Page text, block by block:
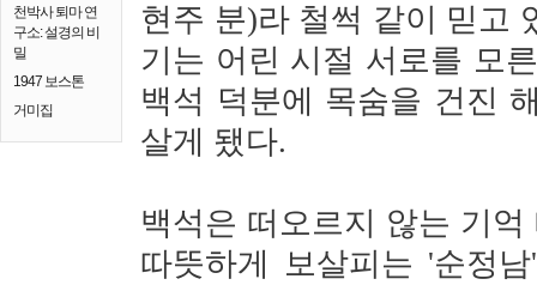
천박사 퇴마 연
구소: 설경의 비
밀
1947 보스톤
거미집
현주 분)라 철썩 같이 믿고
기는 어린 시절 서로를 모
백석 덕분에 목숨을 건진
살게 됐다.
백석은 떠오르지 않는 기
따뜻하게 보살피는 '순정